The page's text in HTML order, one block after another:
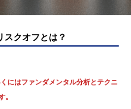
スクオフとは？
にはファンダメンタル分析とテクニ
。